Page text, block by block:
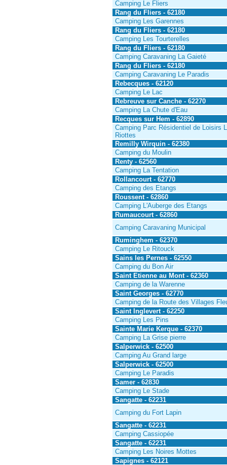
Camping Le Fliers
Rang du Fliers - 62180
Camping Les Garennes
Rang du Fliers - 62180
Camping Les Tourterelles
Rang du Fliers - 62180
Camping Caravaning La Gaieté
Rang du Fliers - 62180
Camping Caravaning Le Paradis
Rebecques - 62120
Camping Le Lac
Rebreuve sur Canche - 62270
Camping La Chute d'Eau
Recques sur Hem - 62890
Camping Parc Résidentiel de Loisirs
Riottes
Remilly Wirquin - 62380
Camping du Moulin
Renty - 62560
Camping La Tentation
Rollancourt - 62770
Camping des Etangs
Roussent - 62860
Camping L'Auberge des Etangs
Rumaucourt - 62860
Camping Caravaning Municipal
Ruminghem - 62370
Camping Le Ritouck
Sains les Pernes - 62550
Camping du Bon Air
Saint Etienne au Mont - 62360
Camping de la Warenne
Saint Georges - 62770
Camping de la Route des Villages
Saint Inglevert - 62250
Camping Les Pins
Sainte Marie Kerque - 62370
Camping La Grise pierre
Salperwick - 62500
Camping Au Grand large
Salperwick - 62500
Camping Le Paradis
Samer - 62830
Camping Le Stade
Sangatte - 62231
Camping du Fort Lapin
Sangatte - 62231
Camping Cassiopée
Sangatte - 62231
Camping Les Noires Mottes
Sapignes - 62121